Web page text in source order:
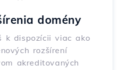
domény
k dispozícii viac ako
rozšírení
akreditovaných